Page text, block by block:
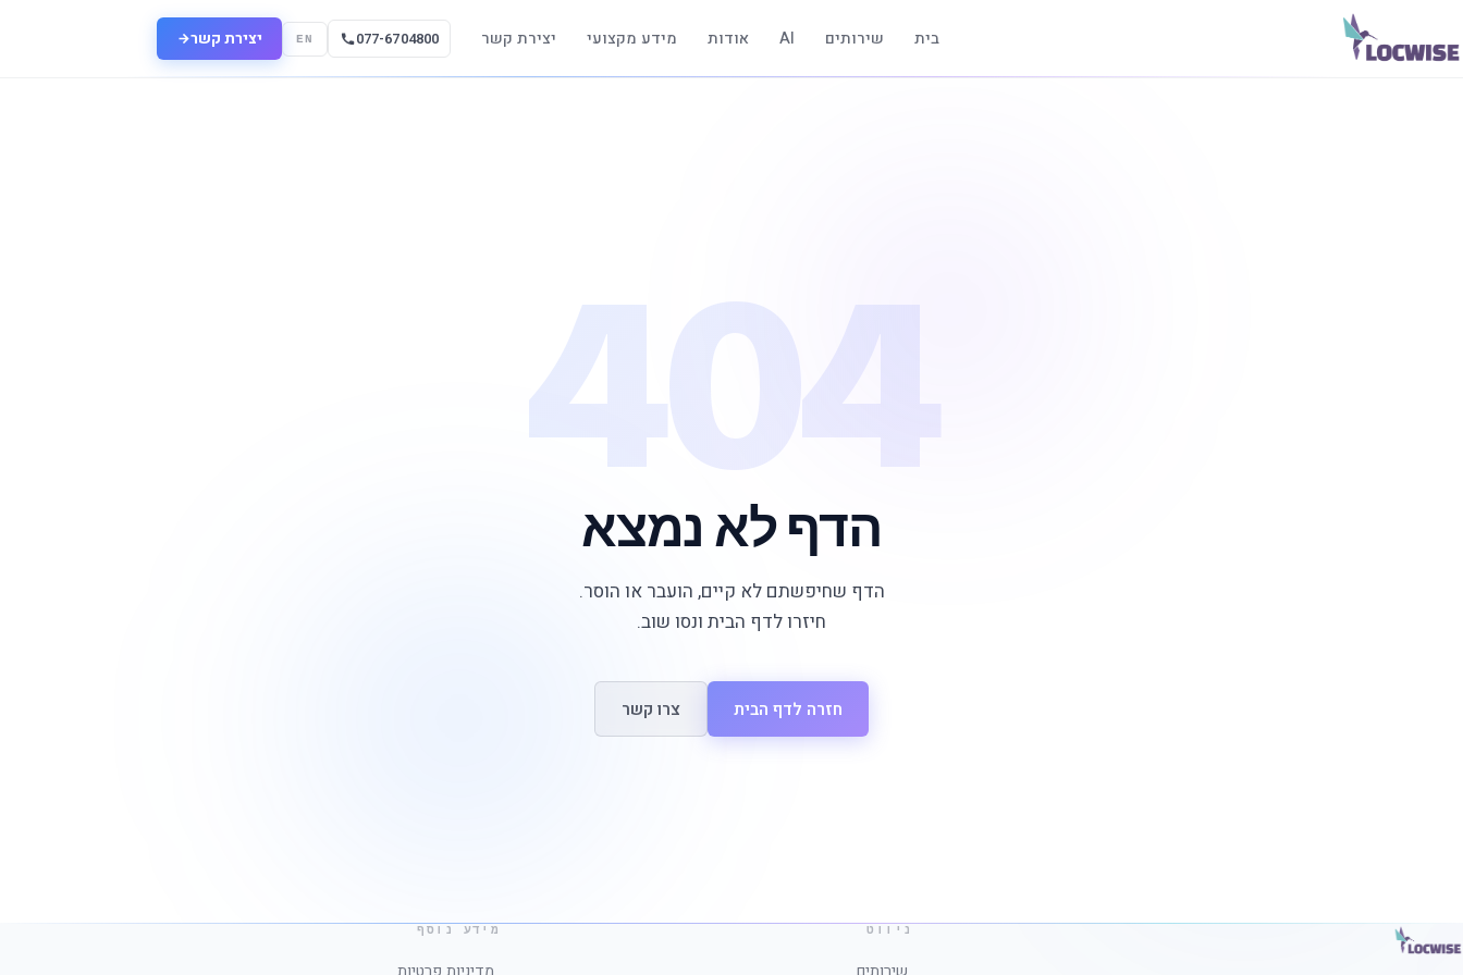
בית שירותים AI אודות מידע מקצועי יצירת קשר 077-6704800
EN יצירת קשר
404
הדף לא נמצא
הדף שחיפשתם לא קיים, הועבר או הוסר.
חיזרו לדף הבית ונסו שוב.
חזרה לדף הבית צרו קשר
ניווט מידע נוסף